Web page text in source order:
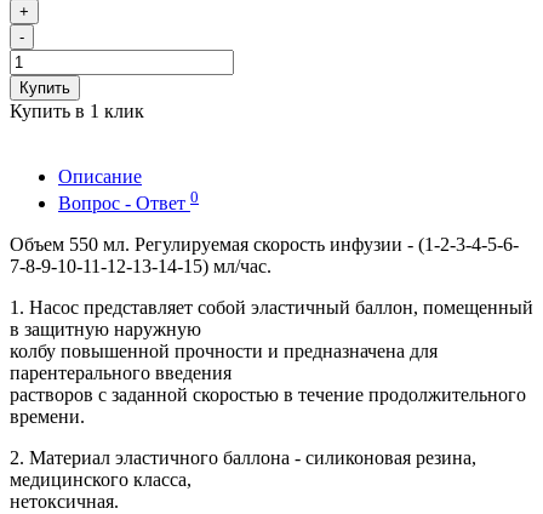
+
-
Купить
Купить в 1 клик
Описание
Вопрос - Ответ 0
Объем 550 мл. Регулируемая скорость инфузии - (1-2-3-4-5-6-
7-8-9-10-11-12-13-14-15) мл/час.
1. Насос представляет собой эластичный баллон, помещенный
в защитную наружную
колбу повышенной прочности и предназначена для
парентерального введения
растворов с заданной скоростью в течение продолжительного
времени.
2. Материал эластичного баллона - силиконовая резина,
медицинского класса,
нетоксичная.